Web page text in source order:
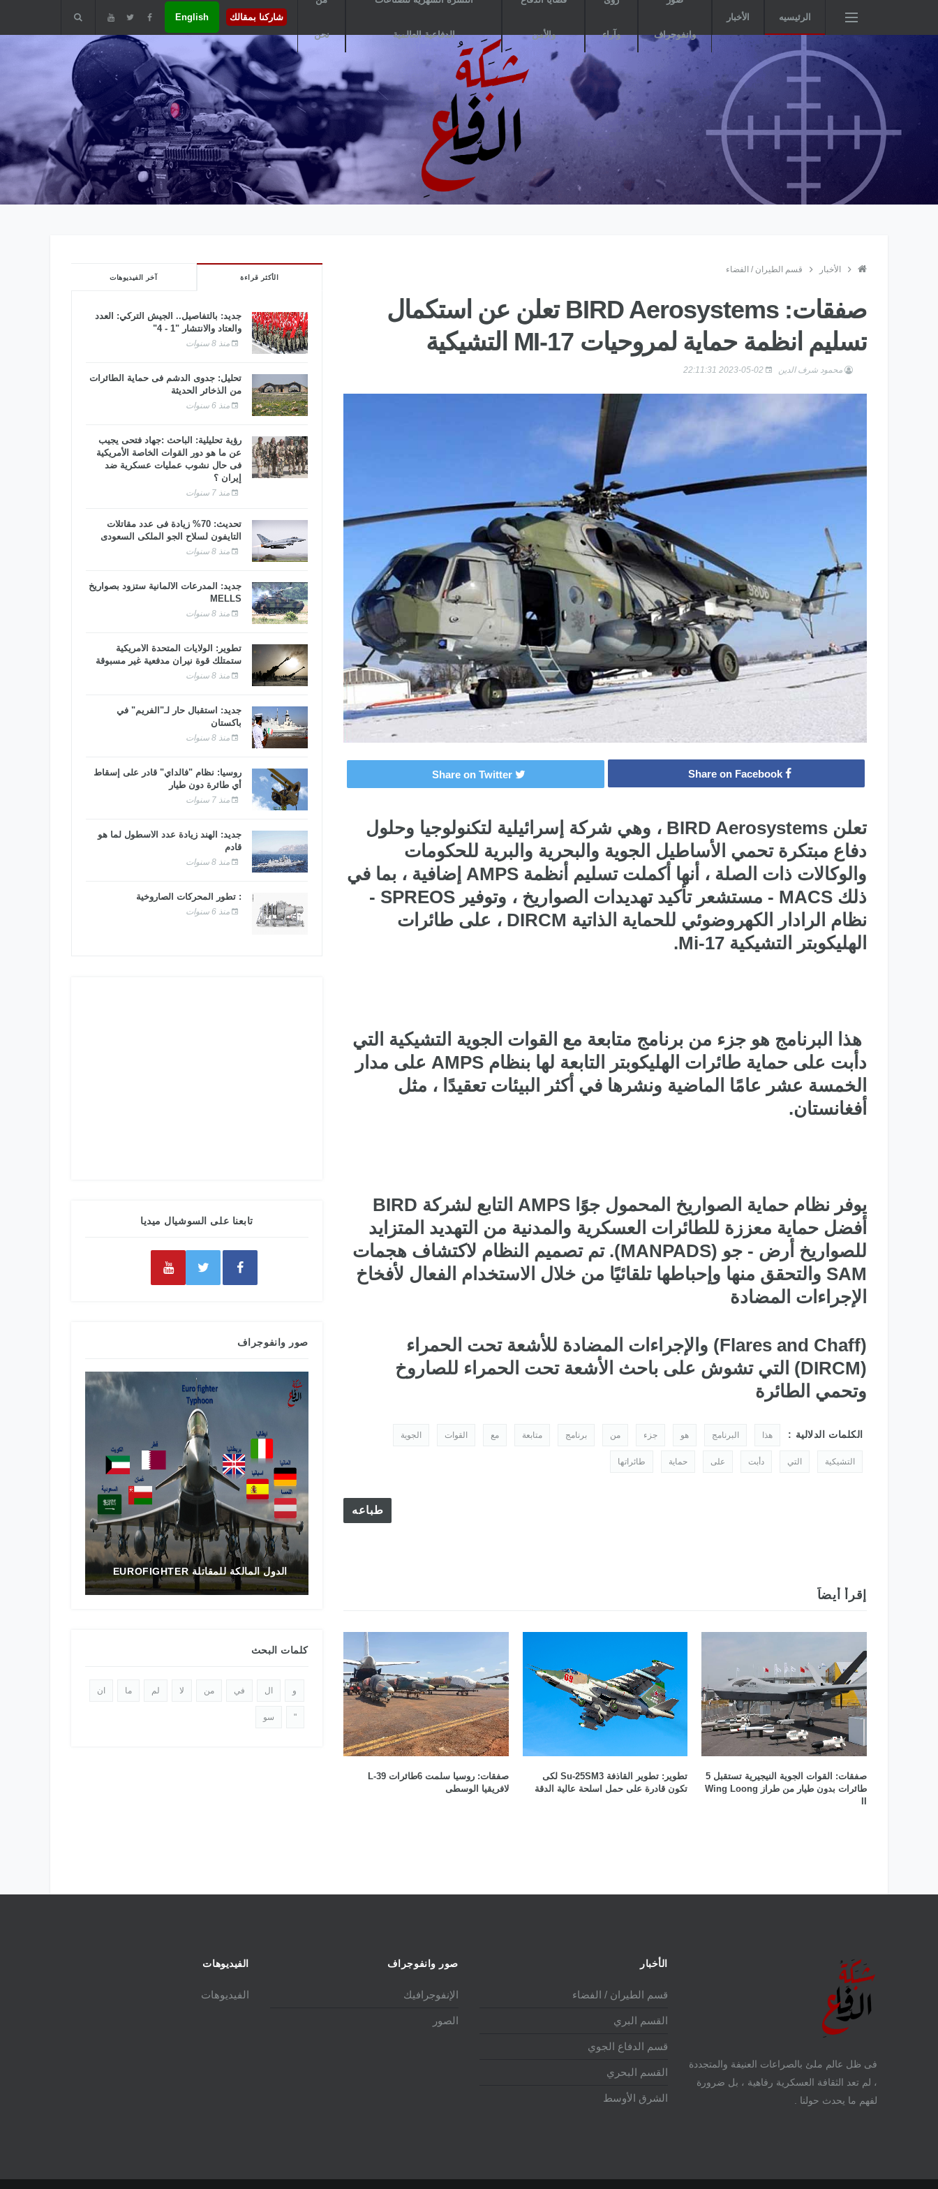
الرئيسيه الأخبار
وانفوجراف وآراء والأمن الدفاعية العالمية نحن
شاركنا بمقالك English
الأخبار قسم الطيران / الفضاء
صفقات: BIRD Aerosystems تعلن عن استكمال
تسليم انظمة حماية لمروحيات MI-17 التشيكية
محمود شرف الدين
Share on Facebook
Share on Twitter
تعلن BIRD Aerosystems ، وهي شركة إسرائيلية لتكنولوجيا وحلول
دفاع مبتكرة تحمي الأساطيل الجوية والبحرية والبرية للحكومات
والوكالات ذات الصلة ، أنها أكملت تسليم أنظمة AMPS إضافية ، بما في
ذلك MACS - مستشعر تأكيد تهديدات الصواريخ ، وتوفير SPREOS -
نظام الرادار الكهروضوئي للحماية الذاتية DIRCM ، على طائرات
الهليكوبتر التشيكية Mi-17.
هذا البرنامج هو جزء من برنامج متابعة مع القوات الجوية التشيكية التي
دأبت على حماية طائرات الهليكوبتر التابعة لها بنظام AMPS على مدار
الخمسة عشر عامًا الماضية ونشرها في أكثر البيئات تعقيدًا ، مثل
أفغانستان.
يوفر نظام حماية الصواريخ المحمول جوًا AMPS التابع لشركة BIRD
أفضل حماية معززة للطائرات العسكرية والمدنية من التهديد المتزايد
للصواريخ أرض - جو (MANPADS). تم تصميم النظام لاكتشاف هجمات
SAM والتحقق منها وإحباطها تلقائيًا من خلال الاستخدام الفعال لأفخاخ
الإجراءات المضادة
(Flares and Chaff) والإجراءات المضادة للأشعة تحت الحمراء
(DIRCM) التي تشوش على باحث الأشعة تحت الحمراء للصاروخ
وتحمي الطائرة
الكلمات الدلالية : هذا البرنامج هو جزء من برنامج متابعة مع القوات الجوية
التشيكية التي دأبت على حماية طائراتها
طباعه
إقرأ أيضاً
صفقات: القوات الجوية النيجيرية تستقبل 5
طائرات بدون طيار من طراز Wing Loong
II
تطوير: تطوير القاذفة Su-25SM3 لكى
تكون قادرة على حمل اسلحة عالية الدقة
صفقات: روسيا سلمت 6طائرات L-39
لافريقيا الوسطى
الأكثر قراءة آخر الفيديوهات
جديد: بالتفاصيل.. الجيش التركي: العدد
والعتاد والانتشار "1 - 4"
منذ 8 سنوات
تحليل: جدوى الدشم فى حماية الطائرات
من الذخائر الحديثة
منذ 6 سنوات
رؤية تحليلية: الباحث :جهاد فتحى يجيب
عن ما هو دور القوات الخاصة الأمريكية
فى حال نشوب عمليات عسكرية ضد
إيران ؟
منذ 7 سنوات
تحديث: 70% زيادة فى عدد مقاتلات
التايفون لسلاح الجو الملكى السعودى
منذ 8 سنوات
جديد: المدرعات الألمانية ستزود بصواريخ
MELLS
منذ 8 سنوات
تطوير: الولايات المتحدة الأمريكية
ستمتلك قوة نيران مدفعية غير مسبوقة
منذ 8 سنوات
جديد: استقبال حار لـ"الفريم" في
باكستان
منذ 8 سنوات
روسيا: نظام "فالداي" قادر على إسقاط
أي طائرة دون طيار
منذ 7 سنوات
جديد: الهند زيادة عدد الأسطول لما هو
قادم
منذ 8 سنوات
: تطور المحركات الصاروخية
منذ 6 سنوات
تابعنا على السوشيال ميديا
صور وانفوجراف
تاريخ المقاتلة F-16 في الشرق الأوسط
كلمات البحث
و ال في من لا لم ما ان
" سو
فى ظل عالم ملئ بالصراعات العنيفة والمتجددة
، لم تعد الثقافة العسكرية رفاهية ، بل ضرورة
لفهم ما يحدث حولنا .
الأخبار
قسم الطيران / الفضاء
القسم البري
قسم الدفاع الجوي
القسم البحري
الشرق الأوسط
صور وانفوجراف
الإنفوجرافيك
الصور
الفيديوهات
الفيديوهات